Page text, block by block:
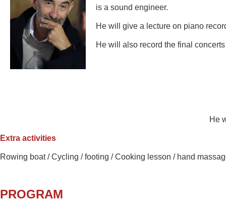
is a sound engineer.
He will give a lecture on piano
He will also record the final
He
Extra activities
Rowing boat /Cycling / footing / Cooking lesson / hand
PROGRAM